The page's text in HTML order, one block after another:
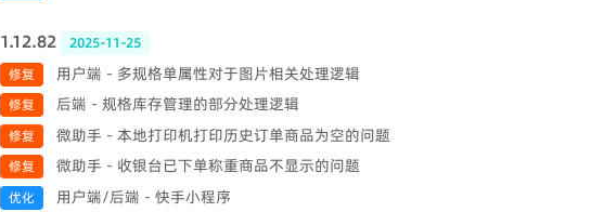
1.12.82
2025-11-25
修复
用户端 - 多规格单属性对于图片相关处理逻辑
修复 后端 - 规格库存管理的部分处理逻辑
修复 微助手 - 本地打印机打印历史订单商品为空的问题
修复 微助手 - 收银台已下单称重商品不显示的问题
优化 用户端/后端 - 快手小程序